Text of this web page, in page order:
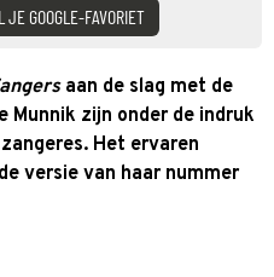
JE GOOGLE-FAVORIET
aan de slag met de
Munnik zijn onder de indruk
Het ervaren
versie van haar nummer